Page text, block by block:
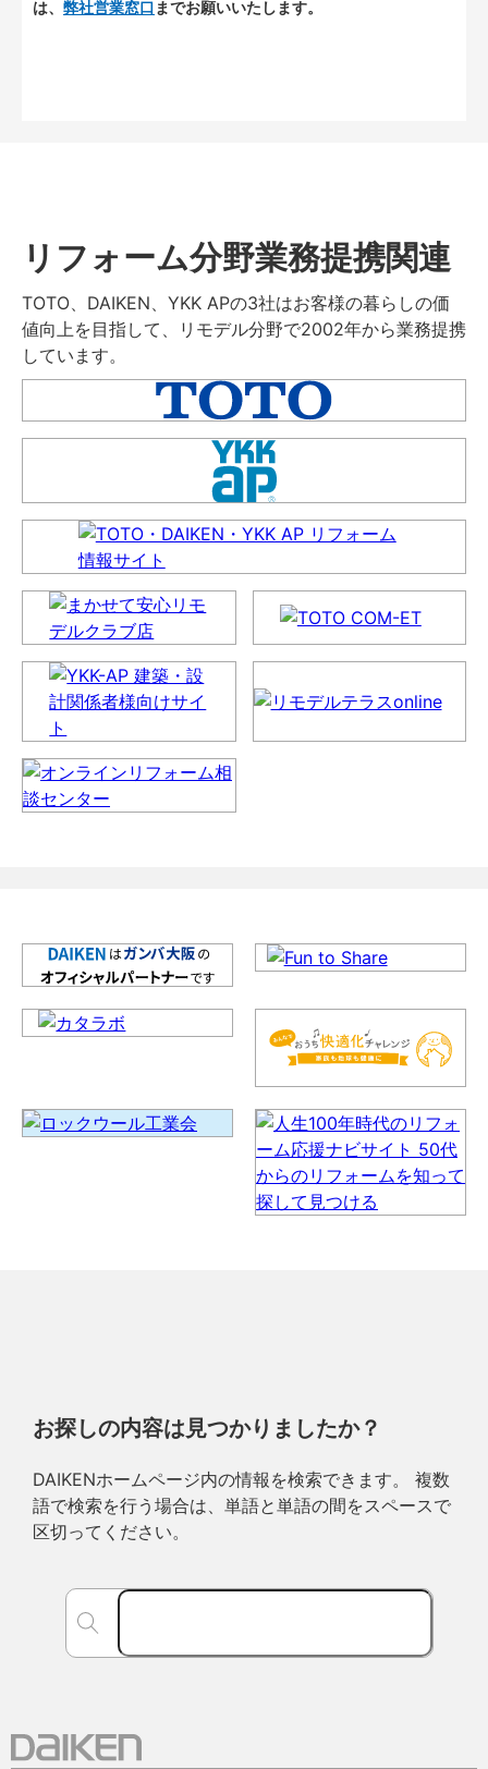
は、 弊社営業窓口 までお願いいたします。
リフォーム分野業務提携関連
TOTO、DAIKEN、YKK APの3社はお客様の暮らしの価
値向上を目指して、リモデル分野で2002年から業務提携
しています。
お探しの内容は見つかりましたか？
DAIKENホームページ内の情報を検索できます。 複数
語で検索を行う場合は、単語と単語の間をスペースで
区切ってください。